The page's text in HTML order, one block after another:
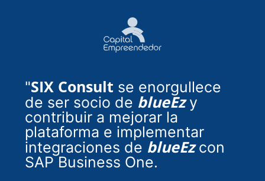
"SIX Consult se enorgullece
de ser socio de blueEzy
contribuir a mejorar la
plataforma e implementar
integraciones de blueEzcon
SAP Business One.